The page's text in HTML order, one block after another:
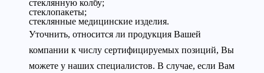
стеклянную колбу;
стеклопакеты;
стеклянные медицинские изделия.
Уточнить, относится ли продукция Вашей
компании к числу сертифицируемых позиций, Вы
можете у наших специалистов. В случае, если Вам